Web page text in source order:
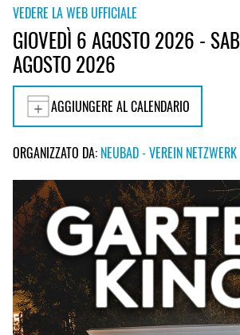
VEDERE LA WEB UFFICIALE
GIOVEDÌ 6 AGOSTO 2026 -
AGOSTO 2026
AGGIUNGERE AL CALENDARIO
ORGANIZZATO DA: NEUBAD - VEREIN